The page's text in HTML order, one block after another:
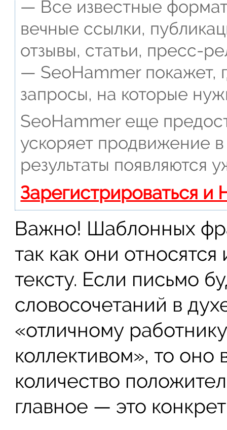
— Все известные
вечные ссылки,
отзывы, статьи, пресс-
— SeoHammer покажет,
запросы, на которые
SeoHammer еще
ускоряет продвижение
результаты появляются
Зарегистрироваться и
Важно! Шаблонных
так как они
тексту. Если письмо
словосочетаний в
«отличному
коллективом», то оно
количество
главное — это